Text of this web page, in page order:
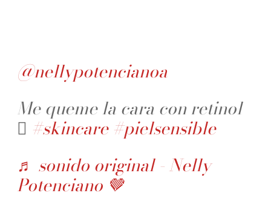
@nellypotencianoa
Me queme la cara con retinol
🫩 #skincare #pielsensible
♬ sonido original - Nelly
Potenciano 🤎